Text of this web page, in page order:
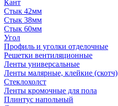
Кант
Стык 42мм
Стык 38мм
Стык 60мм
Угол
Профиль и уголки отделочные
Решетки вентиляционные
Ленты универсальные
Ленты малярные, клейкие (скотч)
Стеклохолст
Ленты кромочные для пола
Плинтус напольный